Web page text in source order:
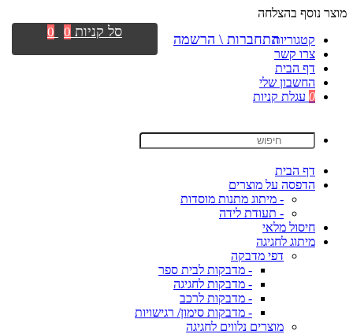
מוצר נוסף בהצלחה
קטגוריות
צרו קשר
דף הבית
החשבון שלי
0 עגלת קניות
דף הבית
הדפסה על מוצרים
- מיתוג מתנות מוסדות
- תעודת לידה
חיסול מלאי
מיתוג לחגיגה
דפי מדבקה
- מדבקות לבית ספר
- מדבקות לחגיגה
- מדבקות לרכב
- מדבקות סימון/ רגישויות
מוצרים נלווים לחגיגה
התחברות \ הרשמה סל קניות 0
0